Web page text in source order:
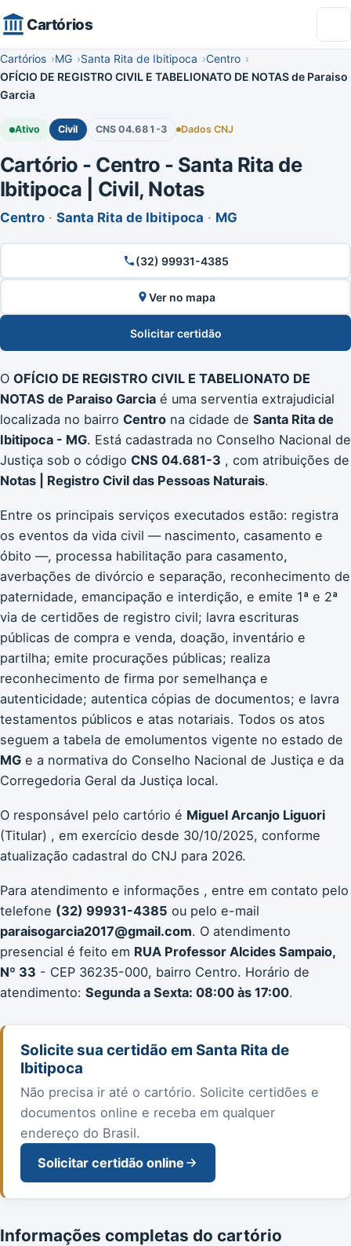
Cartórios
Cartórios MG Santa Rita de Ibitipoca
Centro
OFÍCIO DE REGISTRO CIVIL E TABELIONATO DE NOTAS de Paraiso
Garcia
Ativo Civil CNS 04.681-3 Dados CNJ
Cartório - Centro - Santa Rita de
Ibitipoca | Civil, Notas
Centro · Santa Rita de Ibitipoca · MG
(32) 99931-4385
Ver no mapa
Solicitar certidão
O OFÍCIO DE REGISTRO CIVIL E TABELIONATO DE
NOTAS de Paraiso Garcia é uma serventia extrajudicial
localizada no bairro Centro na cidade de Santa Rita de
Ibitipoca - MG. Está cadastrada no Conselho Nacional de
Justiça sob o código CNS 04.681-3 , com atribuições de
Notas | Registro Civil das Pessoas Naturais.
Entre os principais serviços executados estão: registra
os eventos da vida civil — nascimento, casamento e
óbito —, processa habilitação para casamento,
averbações de divórcio e separação, reconhecimento de
paternidade, emancipação e interdição, e emite 1ª e 2ª
via de certidões de registro civil; lavra escrituras
públicas de compra e venda, doação, inventário e
partilha; emite procurações públicas; realiza
reconhecimento de firma por semelhança e
autenticidade; autentica cópias de documentos; e lavra
testamentos públicos e atas notariais. Todos os atos
seguem a tabela de emolumentos vigente no estado de
MG e a normativa do Conselho Nacional de Justiça e da
Corregedoria Geral da Justiça local.
O responsável pelo cartório é Miguel Arcanjo Liguori
(Titular) , em exercício desde 30/10/2025, conforme
atualização cadastral do CNJ para 2026.
Para atendimento e informações , entre em contato pelo
telefone (32) 99931-4385 ou pelo e-mail
paraisogarcia2017@gmail.com. O atendimento
presencial é feito em RUA Professor Alcides Sampaio,
Nº 33 - CEP 36235-000, bairro Centro. Horário de
atendimento: Segunda a Sexta: 08:00 às 17:00.
Solicite sua certidão em Santa Rita de
Ibitipoca
Não precisa ir até o cartório. Solicite certidões e
documentos online e receba em qualquer
endereço do Brasil.
Solicitar certidão online
Informações completas do cartório